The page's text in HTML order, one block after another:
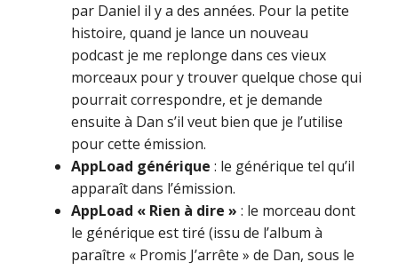
par Daniel il y a des années. Pour la petite
histoire, quand je lance un nouveau
podcast je me replonge dans ces vieux
morceaux pour y trouver quelque chose qui
pourrait correspondre, et je demande
ensuite à Dan s’il veut bien que je l’utilise
pour cette émission.
AppLoad générique : le générique tel qu’il
apparaît dans l’émission.
AppLoad « Rien à dire » : le morceau dont
le générique est tiré (issu de l’album à
paraître « Promis J’arrête » de Dan, sous le